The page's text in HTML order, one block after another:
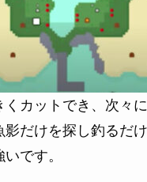
くカットでき、次々
影だけを探し釣るだ
です。